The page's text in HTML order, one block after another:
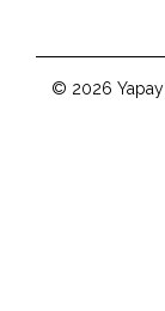
© 2026 Yapay